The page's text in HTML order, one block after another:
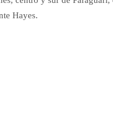
Hayes.